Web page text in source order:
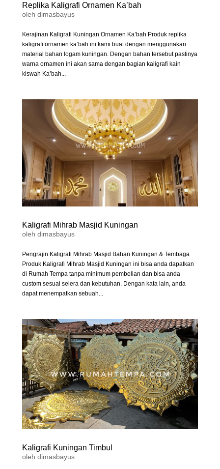
Replika Kaligrafi Ornamen Ka’bah
oleh dimasbayus
Kerajinan Kaligrafi Kuningan Ornamen Ka’bah Produk replika
kaligrafi ornamen ka’bah ini kami buat dengan menggunakan
material bahan logam kuningan. Dengan bahan tersebut pastinya
warna ornamen ini akan sama dengan bagian kaligrafi kain
kiswah Ka’bah...
Kaligrafi Mihrab Masjid Kuningan
oleh dimasbayus
Pengrajin Kaligrafi Mihrab Masjid Bahan Kuningan & Tembaga
Produk Kaligrafi Mihrab Masjid Kuningan ini bisa anda dapatkan
di Rumah Tempa tanpa minimum pembelian dan bisa anda
custom sesuai selera dan kebutuhan. Dengan kata lain, anda
dapat menempatkan sebuah...
Kaligrafi Kuningan Timbul
oleh dimasbayus